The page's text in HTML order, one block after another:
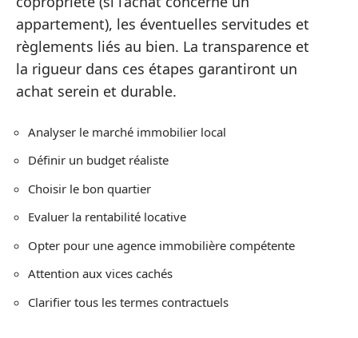
appartement), les éventuelles servitudes et
règlements liés au bien. La transparence et
la rigueur dans ces étapes garantiront un
achat serein et durable.
Analyser le marché immobilier local
Définir un budget réaliste
Choisir le bon quartier
Evaluer la rentabilité locative
Opter pour une agence immobilière compétente
Attention aux vices cachés
Clarifier tous les termes contractuels